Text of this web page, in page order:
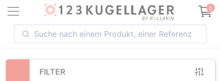
0
FILTER
Loading...